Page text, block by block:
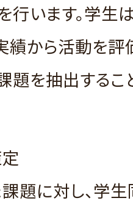
います。学生
績から活動を評
題を抽出するこ
題に対し、学